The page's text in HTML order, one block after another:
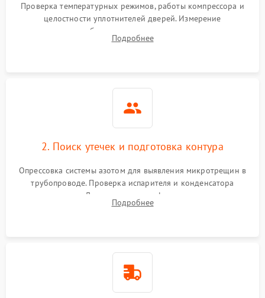
Проверка температурных режимов, работы компрессора и
целостности уплотнителей дверей. Измерение
сопротивления обмоток мотора, проверка термостата и
считывание кодов ошибок с электронного дисплея.
Подробнее
2. Поиск утечек и подготовка контура
Опрессовка системы азотом для выявления микротрещин в
трубопроводе. Проверка испарителя и конденсатора
течеискателем. Демонтаж старого фильтра-осушителя и
продувка капиллярной трубки для устранения засоров.
Подробнее